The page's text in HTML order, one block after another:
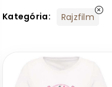
Kategória: Rajzfilm